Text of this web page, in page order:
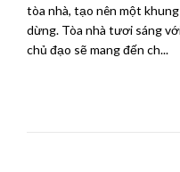
tòa nhà, tạo nên một
dừng. Tòa nhà tươi sáng
chủ đạo sẽ mang đến ch...